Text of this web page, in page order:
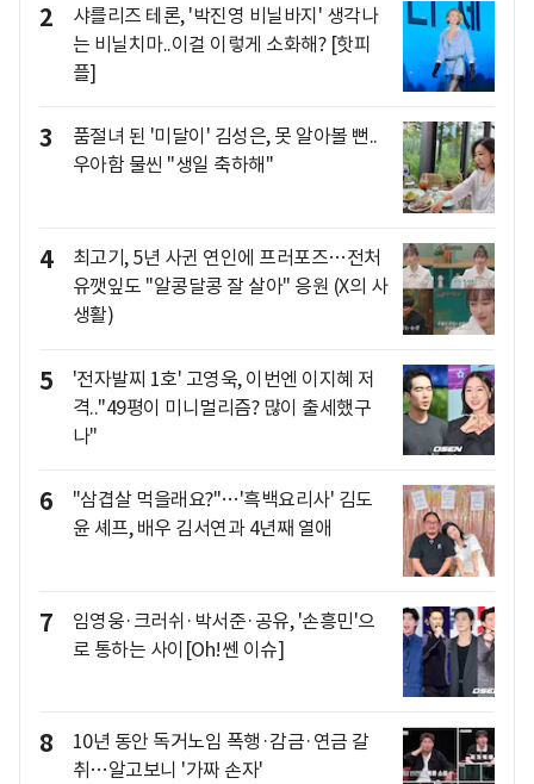
2
샤를리즈 테론, '박진영 비닐바지' 생각나
는 비닐치마..이걸 이렇게 소화해? [핫피
플]
3
품절녀 된 '미달이' 김성은, 못 알아볼 뻔..
우아함 물씬 "생일 축하해"
4
최고기, 5년 사귄 연인에 프러포즈…전처
유깻잎도 "알콩달콩 잘 살아" 응원 (X의 사
생활)
5
'전자발찌 1호' 고영욱, 이번엔 이지혜 저
격.."49평이 미니멀리즘? 많이 출세했구
나"
6
"삼겹살 먹을래요?"…'흑백요리사' 김도
윤 셰프, 배우 김서연과 4년째 열애
7
임영웅·크러쉬·박서준·공유, '손흥민'으
로 통하는 사이[Oh!쎈 이슈]
8
10년 동안 독거노임 폭행·감금·연금 갈
취…알고보니 '가짜 손자'